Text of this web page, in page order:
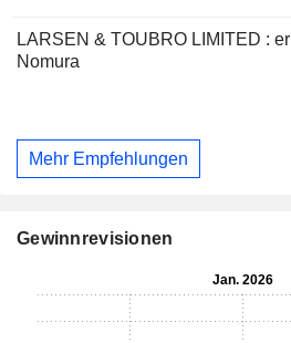
LARSEN & TOUBRO LIMITED :
Nomura
Mehr Empfehlungen
Gewinnrevisionen